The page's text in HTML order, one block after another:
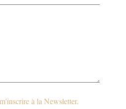
à la Newsletter.